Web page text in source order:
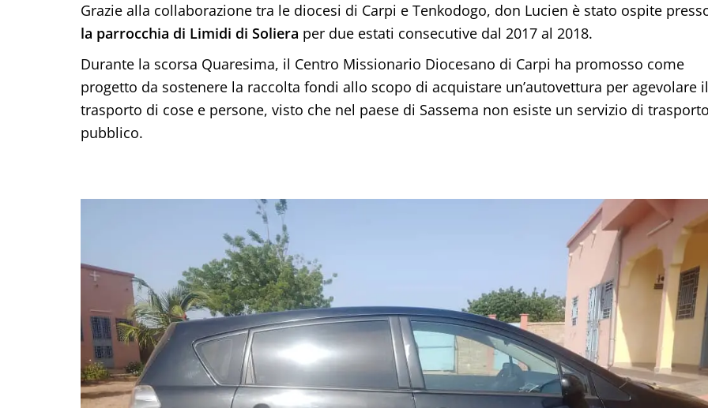
Grazie alla collaborazione tra le diocesi di Carpi e Tenkodogo, don Lucien è stato ospite
la parrocchia di Limidi di Soliera per due estati consecutive dal 2017 al 2018.
Durante la scorsa Quaresima, il Centro Missionario Diocesano di Carpi ha promosso come
progetto da sostenere la raccolta fondi allo scopo di acquistare un’autovettura per agevolare il
trasporto di cose e persone, visto che nel paese di Sassema non esiste un servizio di trasporto
pubblico.